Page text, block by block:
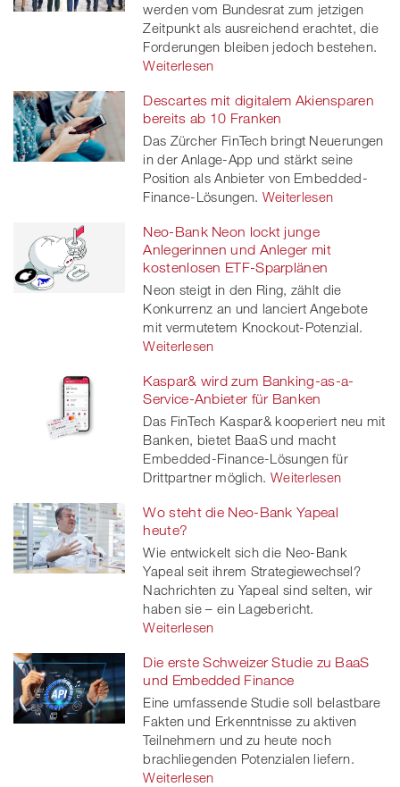
werden vom Bundesrat zum jetzigen
Zeitpunkt als ausreichend erachtet, die
Forderungen bleiben jedoch bestehen.
Weiterlesen
Descartes mit digitalem Akiensparen
bereits ab 10 Franken
Das Zürcher FinTech bringt Neuerungen
in der Anlage-App und stärkt seine
Position als Anbieter von Embedded-
Finance-Lösungen. Weiterlesen
Neo-Bank Neon lockt junge
Anlegerinnen und Anleger mit
kostenlosen ETF-Sparplänen
Neon steigt in den Ring, zählt die
Konkurrenz an und lanciert Angebote
mit vermutetem Knockout-Potenzial.
Weiterlesen
Kaspar& wird zum Banking-as-a-
Service-Anbieter für Banken
Das FinTech Kaspar& kooperiert neu mit
Banken, bietet BaaS und macht
Embedded-Finance-Lösungen für
Drittpartner möglich. Weiterlesen
Wo steht die Neo-Bank Yapeal
heute?
Wie entwickelt sich die Neo-Bank
Yapeal seit ihrem Strategiewechsel?
Nachrichten zu Yapeal sind selten, wir
haben sie – ein Lagebericht.
Weiterlesen
Die erste Schweizer Studie zu BaaS
und Embedded Finance
Eine umfassende Studie soll belastbare
Fakten und Erkenntnisse zu aktiven
Teilnehmern und zu heute noch
brachliegenden Potenzialen liefern.
Weiterlesen